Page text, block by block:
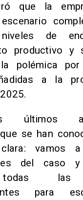
que la
de
productivo y
la polémica
a la
últimos
se han
vamos
del caso
las
para